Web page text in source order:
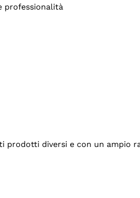
professionalità
diversi e con un ampio